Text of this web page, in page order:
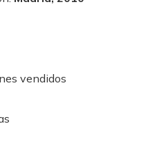
vendidos